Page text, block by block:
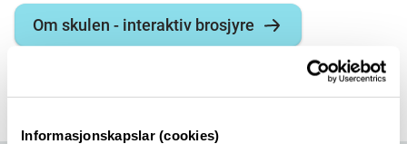
Informasjonskapslar (cookies)
Om skulen - interaktiv brosjyre